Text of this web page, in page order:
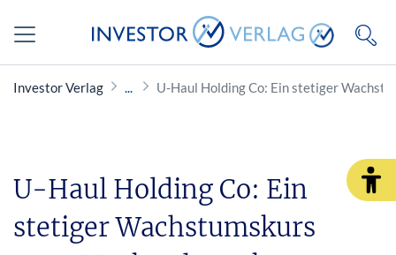
Investor Verlag U-Haul Holding Co: Ein stetiger
U-Haul Holding Co: Ein
stetiger Wachstumskurs